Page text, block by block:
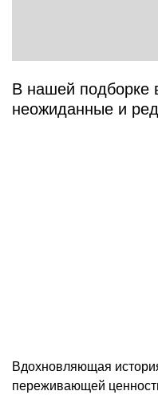
В нашей подборке
неожиданные и
Вдохновляющая
переживающей